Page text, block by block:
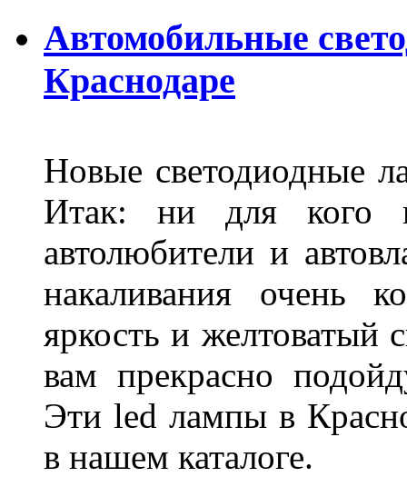
Автомобильные
Краснодаре
Новые светодиодные
Итак: ни для кого
автолюбители и
накаливания очень
яркость и желтоватый
вам прекрасно
Эти led лампы в
в нашем каталоге.